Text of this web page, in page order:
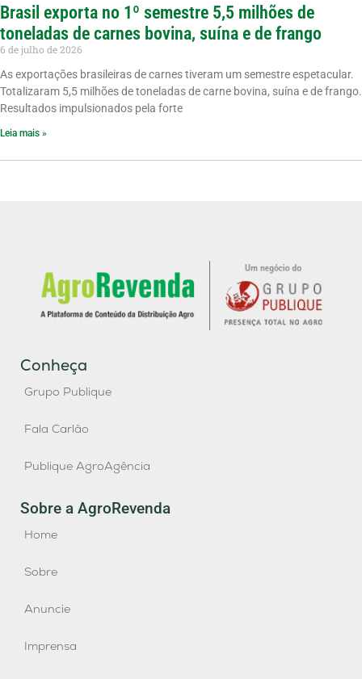
Brasil exporta no 1º semestre 5,5 milhões de
toneladas de carnes bovina, suína e de frango
6 de julho de 2026
As exportações brasileiras de carnes tiveram um semestre espetacular.
Totalizaram 5,5 milhões de toneladas de carne bovina, suína e de frango.
Resultados impulsionados pela forte
Leia mais »
Conheça
Grupo Publique
Fala Carlão
Publique AgroAgência
Sobre a AgroRevenda
Home
Sobre
Anuncie
Imprensa